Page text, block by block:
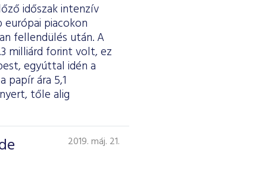
időszak intenzív
piacokon
fellendülés után. A
milliárd forint volt, ez
egyúttal idén a
papír ára 5,1
tőle alig
2019. máj. 21.